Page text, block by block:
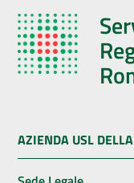
AZIENDA USL